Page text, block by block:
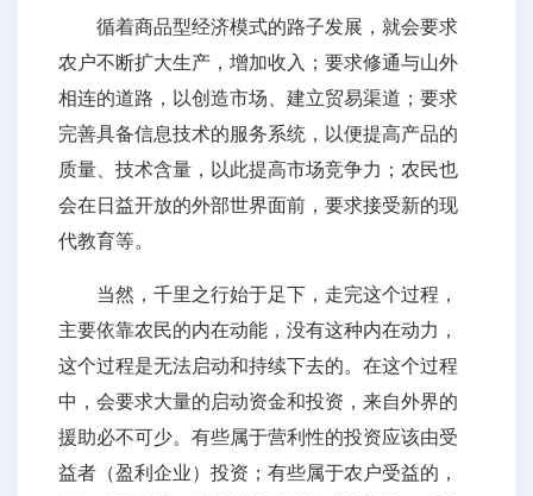
循着商品型经济模式的路子发展，就会要求
农户不断扩大生产，增加收入；要求修通与山外
相连的道路，以创造市场、建立贸易渠道；要求
完善具备信息技术的服务系统，以便提高产品的
质量、技术含量，以此提高市场竞争力；农民也
会在日益开放的外部世界面前，要求接受新的现
代教育等。
当然，千里之行始于足下，走完这个过程，
主要依靠农民的内在动能，没有这种内在动力，
这个过程是无法启动和持续下去的。在这个过程
中，会要求大量的启动资金和投资，来自外界的
援助必不可少。有些属于营利性的投资应该由受
益者（盈利企业）投资；有些属于农户受益的，